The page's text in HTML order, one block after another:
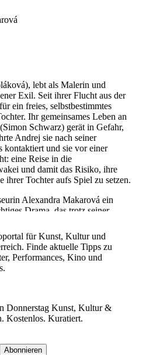
lebt als Malerin und
Exil. Seit ihrer Flucht aus der
ein freies, selbstbestimmtes
Ihr gemeinsames Leben an
Schwarz) gerät in Gefahr,
Andrej sie nach seiner
kontaktiert und sie vor einer
eine Reise in die
und damit das Risiko, ihre
ihrer Tochter aufs Spiel zu setzen.
Alexandra Makarová ein
Drama, das trotz seiner
Erzählung hinausgeht.
von einer jungen Frau, die
wird. Tatsächlich jedoch muss
sondern wird von ihr nahezu
mit dem Publikumspreis
das Beste Kostümbild und das
für Kunst, Kultur und
Finde aktuelle Tipps zu
Performances, Kino und
Donnerstag Kunst, Kultur &
Kostenlos. Kuratiert.
Abonnieren